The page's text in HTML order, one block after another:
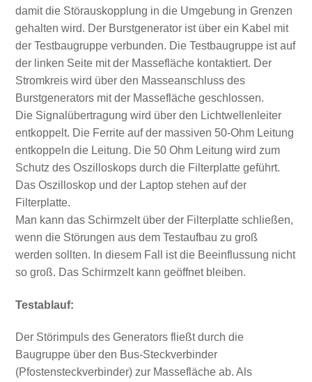
damit die Störauskopplung in die Umgebung in Grenzen
gehalten wird. Der Burstgenerator ist über ein Kabel mit
der Testbaugruppe verbunden. Die Testbaugruppe ist auf
der linken Seite mit der Massefläche kontaktiert. Der
Stromkreis wird über den Masseanschluss des
Burstgenerators mit der Massefläche geschlossen.
Die Signalübertragung wird über den Lichtwellenleiter
entkoppelt. Die Ferrite auf der massiven 50-Ohm Leitung
entkoppeln die Leitung. Die 50 Ohm Leitung wird zum
Schutz des Oszilloskops durch die Filterplatte geführt.
Das Oszilloskop und der Laptop stehen auf der
Filterplatte.
Man kann das Schirmzelt über der Filterplatte schließen,
wenn die Störungen aus dem Testaufbau zu groß
werden sollten. In diesem Fall ist die Beeinflussung nicht
so groß. Das Schirmzelt kann geöffnet bleiben.
Testablauf:
Der Störimpuls des Generators fließt durch die
Baugruppe über den Bus-Steckverbinder
(Pfostensteckverbinder) zur Massefläche ab. Als